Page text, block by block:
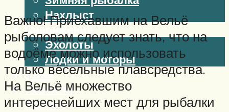
Нахлыст
Снаряжение
Эхолоты
Лодки и моторы
Узлы
Рецепты
Разное
Важно! Приехавшим на Вельё
рыболовам следует знать, что на
водоёме можно использовать
только вёсельные плавсредства.
На Вельё множество
интереснейших мест для рыбалки